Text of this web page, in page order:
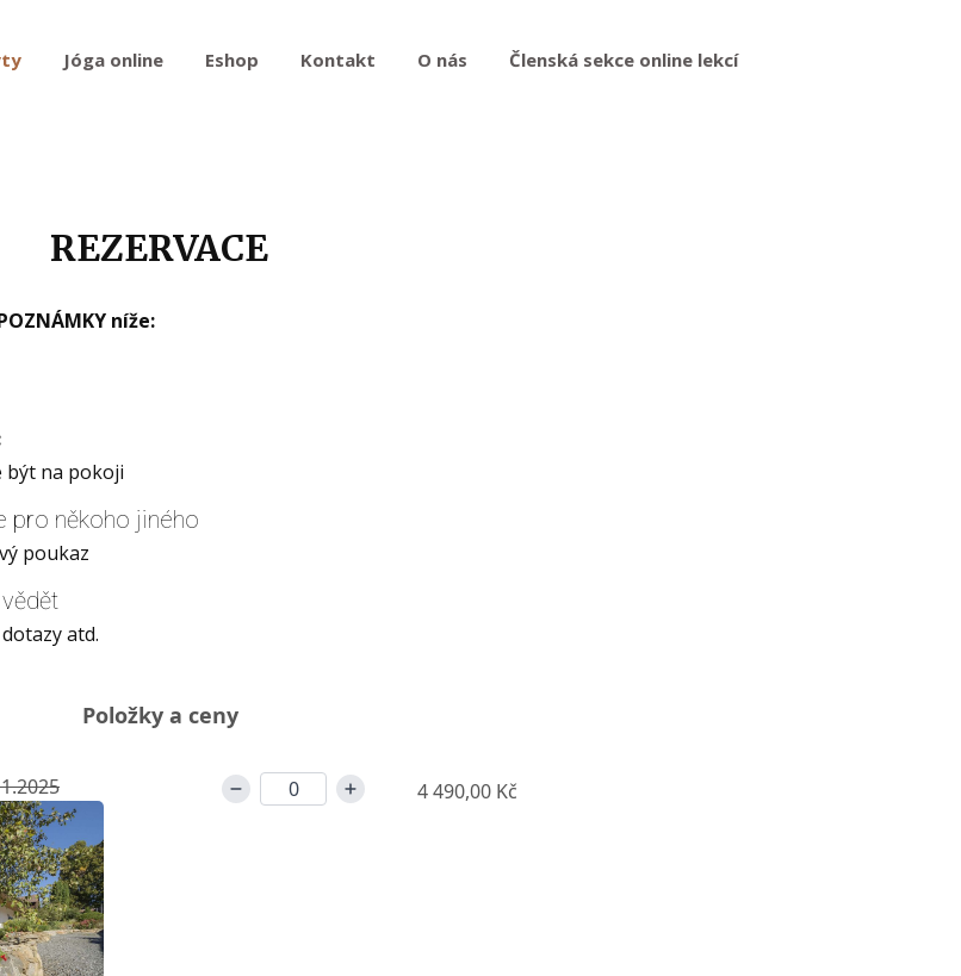
Jóga online Eshop Kontakt O nás Členská sekce online lekcí
REZERVACE
níže:
být na pokoji
pro někoho jiného
poukaz
atd.
Položky a ceny
4 490,00 Kč